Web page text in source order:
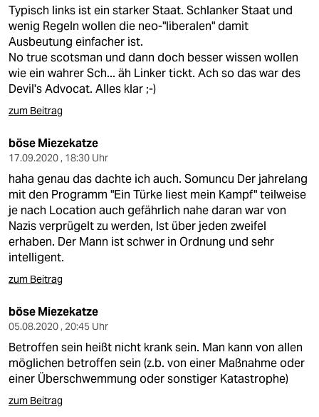
Typisch links ist ein starker Staat. Schlanker Staat und
wenig Regeln wollen die neo-"liberalen" damit
Ausbeutung einfacher ist.
No true scotsman und dann doch besser wissen wollen
wie ein wahrer Sch... äh Linker tickt. Ach so das war des
Devil's Advocat. Alles klar ;-)
zum Beitrag
böse Miezekatze
17.09.2020 , 18:30 Uhr
haha genau das dachte ich auch. Somuncu Der jahrelang
mit den Programm "Ein Türke liest mein Kampf" teilweise
je nach Location auch gefährlich nahe daran war von
Nazis verprügelt zu werden, Ist über jeden zweifel
erhaben. Der Mann ist schwer in Ordnung und sehr
intelligent.
zum Beitrag
böse Miezekatze
05.08.2020 , 20:45 Uhr
Betroffen sein heißt nicht krank sein. Man kann von allen
möglichen betroffen sein (z.b. von einer Maßnahme oder
einer Überschwemmung oder sonstiger Katastrophe)
zum Beitrag